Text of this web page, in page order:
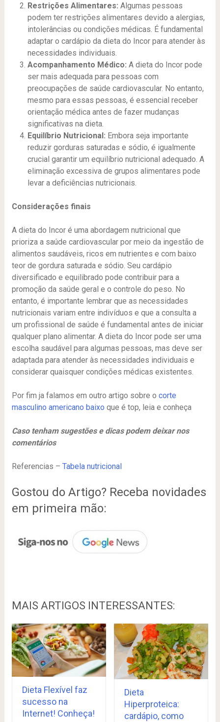
Restrições Alimentares: Algumas pessoas
podem ter restrições alimentares devido a alergias,
intolerâncias ou condições médicas. É fundamental
adaptar o cardápio da dieta do Incor para atender às
necessidades individuais.
Acompanhamento Médico: A dieta do Incor pode
ser mais adequada para pessoas com
preocupações de saúde cardiovascular. No entanto,
mesmo para essas pessoas, é essencial receber
orientação médica antes de fazer mudanças
significativas na dieta.
Equilíbrio Nutricional: Embora seja importante
reduzir gorduras saturadas e sódio, é igualmente
crucial garantir um equilíbrio nutricional adequado. A
eliminação excessiva de grupos alimentares pode
levar a deficiências nutricionais.
Considerações finais
A dieta do Incor é uma abordagem nutricional que
prioriza a saúde cardiovascular por meio da ingestão de
alimentos saudáveis, ricos em nutrientes e com baixo
teor de gordura saturada e sódio. Seu cardápio
diversificado e equilibrado pode contribuir para a
promoção da saúde geral e o controle do peso. No
entanto, é importante lembrar que as necessidades
nutricionais variam entre indivíduos e que a consulta a
um profissional de saúde é fundamental antes de iniciar
qualquer plano alimentar. A dieta do Incor pode ser uma
escolha saudável para algumas pessoas, mas deve ser
adaptada para atender às necessidades individuais e
considerar quaisquer condições médicas existentes.
Por fim ja falamos em outro artigo sobre o corte
masculino americano baixo que é top, leia e conheça
Caso tenham sugestões e dicas podem deixar nos
comentários
Referencias – Tabela nutricional
Gostou do Artigo? Receba novidades
em primeira mão:
MAIS ARTIGOS INTERESSANTES:
Dieta Flexível faz
sucesso na
Internet! Conheça!
Dieta
Hiperproteica:
cardápio, como